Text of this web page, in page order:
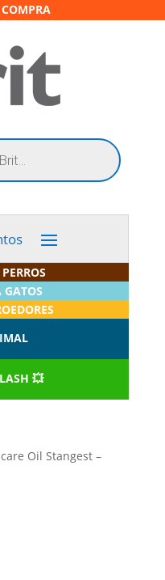
💥
Oil Stangest –